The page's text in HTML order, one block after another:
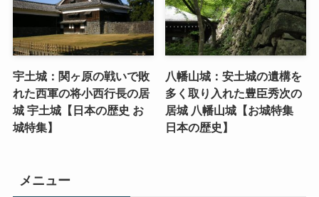
宇土城：関ヶ原の戦いで敗
れた西軍の将小西行長の居
城 宇土城【日本の歴史 お
城特集】
八幡山城：安土城の遺構を
多く取り入れた豊臣秀次の
居城 八幡山城【お城特集
日本の歴史】
メニュー